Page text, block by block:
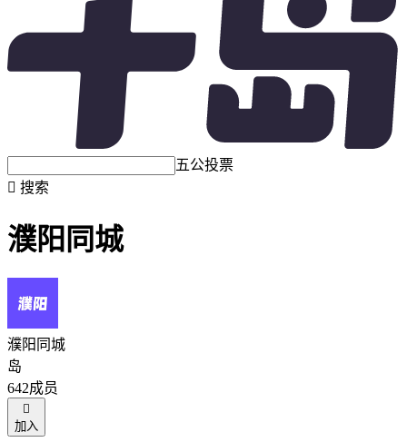
五公投票
 搜索
濮阳同城
濮阳同城
岛
642成员

加入